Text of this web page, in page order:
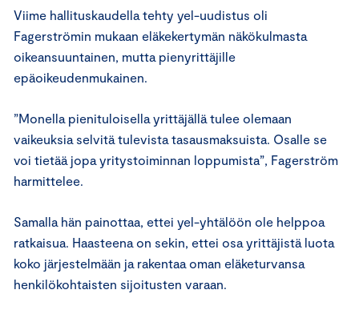
Viime hallituskaudella tehty yel-uudistus oli
Fagerströmin mukaan eläkekertymän näkökulmasta
oikeansuuntainen, mutta pienyrittäjille
epäoikeudenmukainen.
”Monella pienituloisella yrittäjällä tulee olemaan
vaikeuksia selvitä tulevista tasausmaksuista. Osalle se
voi tietää jopa yritystoiminnan loppumista”, Fagerström
harmittelee.
Samalla hän painottaa, ettei yel-yhtälöön ole helppoa
ratkaisua. Haasteena on sekin, ettei osa yrittäjistä luota
koko järjestelmään ja rakentaa oman eläketurvansa
henkilökohtaisten sijoitusten varaan.